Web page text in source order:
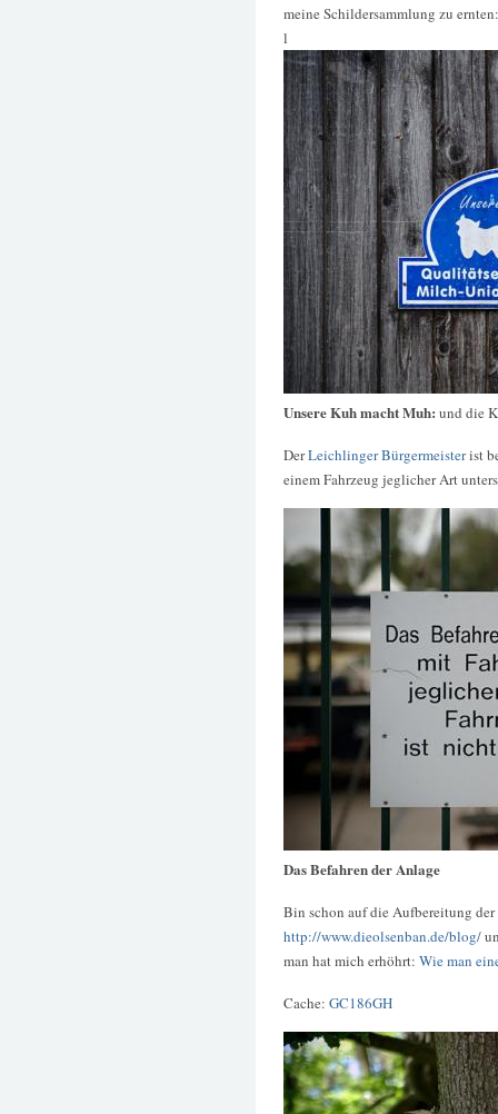
meine Schildersammlung zu ernten:
l
Unsere Kuh macht Muh: und die
DerLeichlinger Bürgermeisterist
einem Fahrzeug jeglicher Art
Das Befahren der Anlage
Bin schon auf die Aufbereitung
http://www.dieolsenban.de/blog/
man hat mich erhöhrt: Wie man
Cache: GC186GH